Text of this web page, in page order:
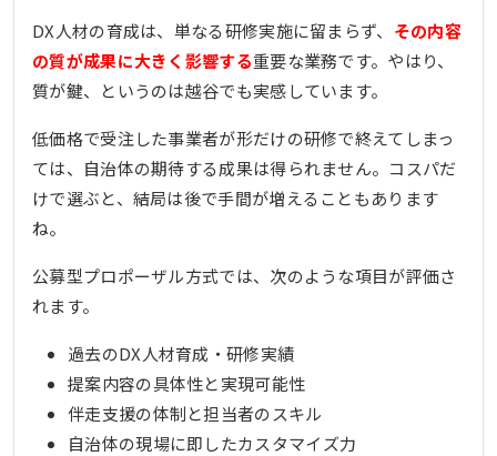
DX人材の育成は、単なる研修実施に留まらず、 その内容
の質が成果に大きく影響する重要な業務です。やはり、
質が鍵、というのは越谷でも実感しています。
低価格で受注した事業者が形だけの研修で終えてしまっ
ては、自治体の期待する成果は得られません。コスパだ
けで選ぶと、結局は後で手間が増えることもあります
ね。
公募型プロポーザル方式では、次のような項目が評価さ
れます。
過去のDX人材育成・研修実績
提案内容の具体性と実現可能性
伴走支援の体制と担当者のスキル
自治体の現場に即したカスタマイズ力